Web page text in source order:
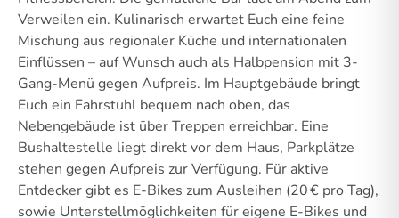
Verweilen ein. Kulinarisch erwartet Euch eine feine
Mischung aus regionaler Küche und internationalen
Einflüssen – auf Wunsch auch als Halbpension mit 3-
Gang-Menü gegen Aufpreis. Im Hauptgebäude bringt
Euch ein Fahrstuhl bequem nach oben, das
Nebengebäude ist über Treppen erreichbar. Eine
Bushaltestelle liegt direkt vor dem Haus, Parkplätze
stehen gegen Aufpreis zur Verfügung. Für aktive
Entdecker gibt es E-Bikes zum Ausleihen (20 € pro Tag),
sowie Unterstellmöglichkeiten für eigene E-Bikes und